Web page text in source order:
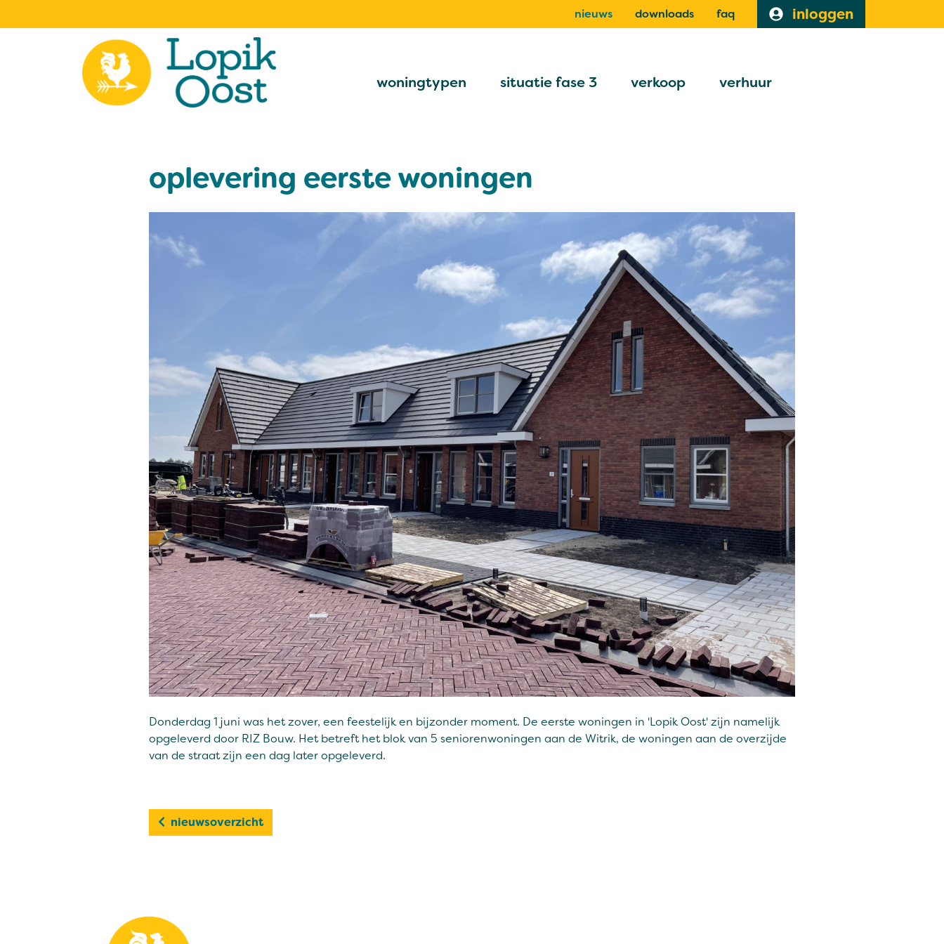
nieuws downloads faq inloggen
woningtypen situatie fase 3 verkoop verhuur
oplevering eerste woningen
Donderdag 1 juni was het zover, een feestelijk en bijzonder moment. De eerste woningen in 'Lopik Oost' zijn namelijk
opgeleverd door RIZ Bouw. Het betreft het blok van 5 seniorenwoningen aan de Witrik, de woningen aan de overzijde
van de straat zijn een dag later opgeleverd.
nieuwsoverzicht